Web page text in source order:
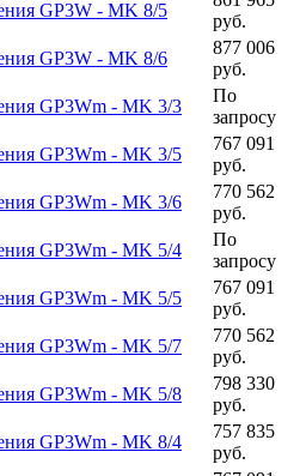
GP3W - MK 8/5
руб.
GP3W - MK 8/6
877 006
руб.
GP3Wm - MK 3/3
По
запросу
GP3Wm - MK 3/5
767 091
руб.
GP3Wm - MK 3/6
770 562
руб.
GP3Wm - MK 5/4
По
запросу
GP3Wm - MK 5/5
767 091
руб.
GP3Wm - MK 5/7
770 562
руб.
GP3Wm - MK 5/8
798 330
руб.
GP3Wm - MK 8/4
757 835
руб.